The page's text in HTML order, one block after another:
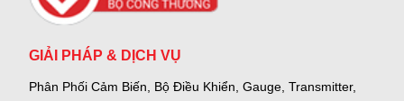
GIẢI PHÁP & DỊCH VỤ
Phân Phối Cảm Biến, Bộ Điều Khiển, Gauge, Transmitter,